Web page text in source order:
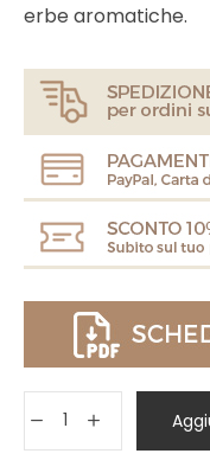
erbe aromatiche.